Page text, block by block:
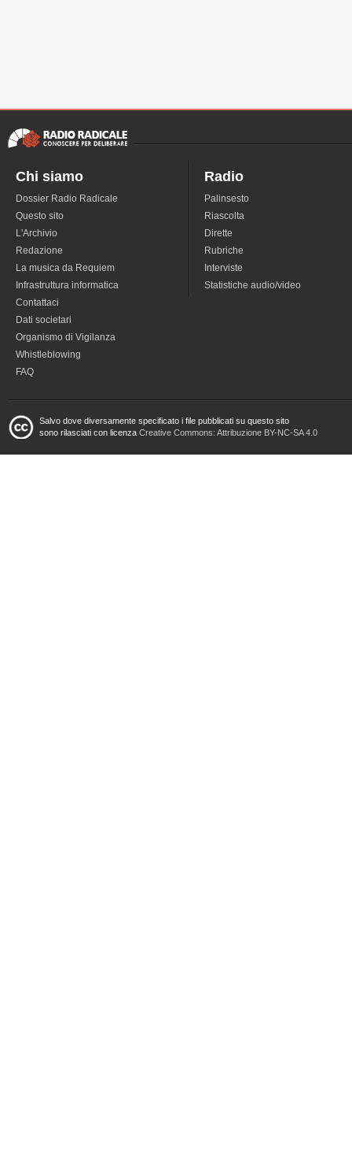
Chi siamo
Dossier Radio Radicale
Questo sito
L'Archivio
Redazione
La musica da Requiem
Infrastruttura informatica
Contattaci
Dati societari
Organismo di Vigilanza
Whistleblowing
FAQ
Radio
Palinsesto
Riascolta
Dirette
Rubriche
Interviste
Statistiche audio/video
Salvo dove diversamente specificato i file pubblicati su questo sito
sono rilasciati con licenza Creative Commons: Attribuzione BY-NC-SA 4.0